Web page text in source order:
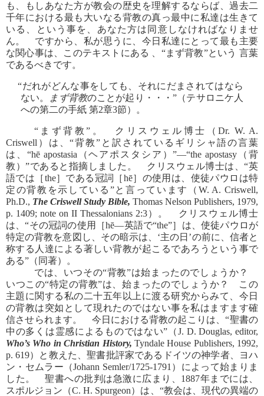
も、もしあなた方が教会の歴史を理解するならば、過去二
千年における最も大いなる背教の真っ最中に私達は生きて
いる、という事を、あなた方は同意しなければなりませ
ん。 ですから、私が思うに、今日私達にとって最も主要
な関心事は、このテキストにある 、“まず背教”という 言葉
であるべきです。
“だれがどんな事をしても、それにだまされてはなら
ない。
まず背教のことが起り・・・”（テサロニケ人
への第二の手紙 第2章3節）。
“まず背教”。 クリスウェル博士（Dr. W. A.
Criswell）は、“背教”と訳されているギリシャ語の言葉
は、“hē apostasia（ヘアポスタシア）”―“the apostasy（背
教）”であると指摘しました。 クリスウェル博士は、“英
語では［the］である冠詞［hē］の使用は、使徒パウロは特
定の背教を示している”と言っています（W. A. Criswell,
Ph.D., The Criswell Study Bible, Thomas Nelson Publishers, 1979,
p. 1409; note on II Thessalonians 2:3）。 クリスウェル博士
は、“その冠詞の使用［hē―英語で“the”］は、使徒パウロが
特定の背教を意図し、その暗示は、‘主の日’の前に、信者と
称する人達による著しい背教が起こるであろうという事で
ある”（同著）。
では、いつその“背教”は始まったのでしょうか？
いつこの“特定の背教”は、始まったのでしょうか？ この
主題に関する私の二十五年以上に渡る研究からみて、今日
の背教は突如として現れたのではない事を私はますます確
信させられます。 今日における背教の起こりは、“聖書の
中の多くは霊感によるものではない”（J. D. Douglas, editor,
Who’s Who in Christian History, Tyndale House Publishers, 1992,
p. 619）と教えた、聖書批評家であるドイツの神学者、ヨハ
ン・セムラー（Johann Semler/1725-1791）によって始まりま
した。 聖書への批判は急激に広まり、1887年までには、
スポルジョン（C. H. Spurgeon）は、“教会は、現代の異端の